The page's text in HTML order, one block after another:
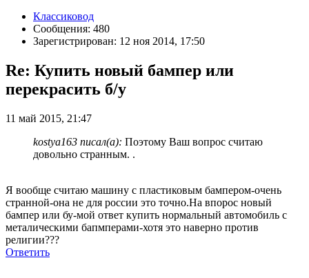
Классиковод
Сообщения: 480
Зарегистрирован: 12 ноя 2014, 17:50
Re: Купить новый бампер или
перекрасить б/у
11 май 2015, 21:47
kostya163 писал(а): Поэтому Ваш вопрос считаю
довольно странным. .
Я вообще считаю машину с пластиковым бампером-очень
странной-она не для россии это точно.На впорос новый
бампер или бу-мой ответ купить нормальный автомобиль с
металическими бапмперами-хотя это наверно против
религии???
Ответить